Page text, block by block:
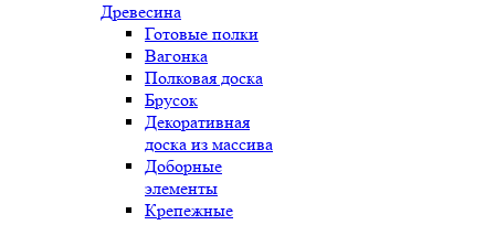
Древесина
Готовые полки
Вагонка
Полковая доска
Брусок
Декоративная
доска из массива
Доборные
элементы
Крепежные